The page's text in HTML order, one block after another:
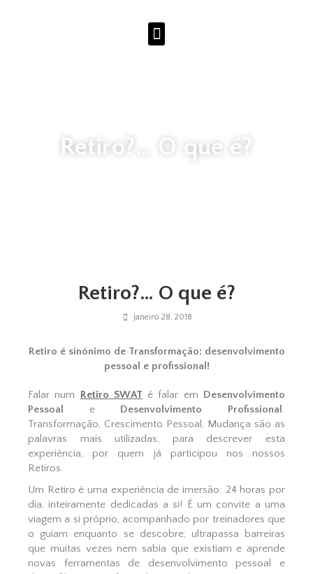
Retiro?… O que é?
Retiro?… O que é?
Janeiro 28, 2018
Retiro é sinónimo de Transformação: desenvolvimento
pessoal e profissional!
Falar num Retiro SWAT é falar em Desenvolvimento
Pessoal
e Desenvolvimento Profissional .
Transformação, Crescimento Pessoal, Mudança são as
palavras mais utilizadas, para descrever esta
experiência, por quem já participou nos nossos
Retiros.
Um Retiro é uma experiência de imersão: 24 horas por
dia, inteiramente dedicadas a si! É um convite a uma
viagem a si próprio, acompanhado por treinadores que
o guiam enquanto se descobre; ultrapassa barreiras
que muitas vezes nem sabia que existiam e aprende
novas ferramentas de desenvolvimento pessoal e